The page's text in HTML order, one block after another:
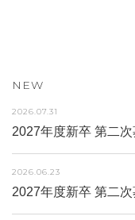
NEW
2026.07.31
2027年度新卒 第二
2026.06.23
2027年度新卒 第二